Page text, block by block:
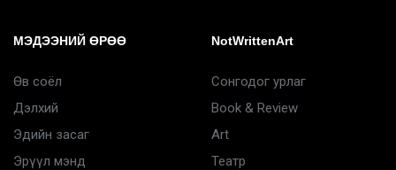
МЭДЭЭНИЙ ӨРӨӨ
Өв соёл
Дэлхий
Эдийн засаг
Эрүүл мэнд
NotWrittenArt
Сонгодог урлаг
Book & Review
Art
Театр